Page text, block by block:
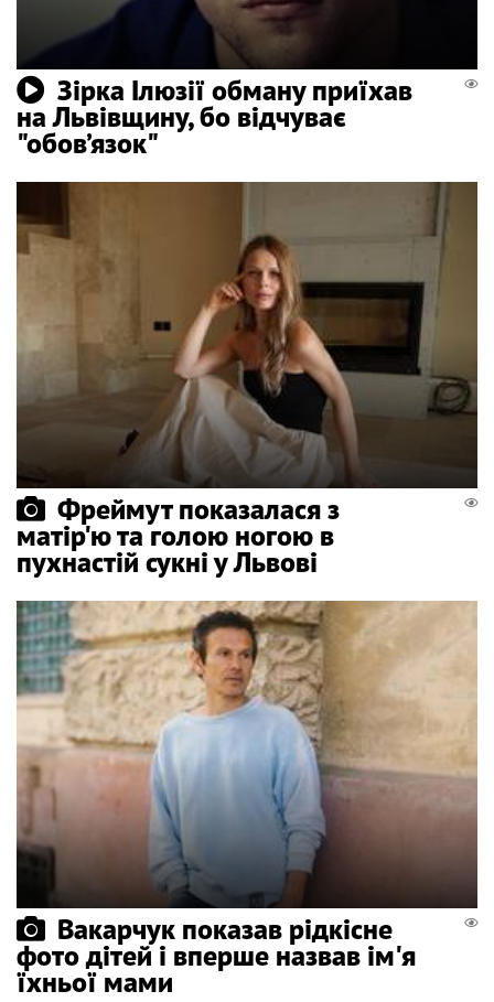
Зірка Ілюзії обману приїхав
на Львівщину, бо відчуває
"обов’язок"
Фреймут показалася з
матір'ю та голою ногою в
пухнастій сукні у Львові
Вакарчук показав рідкісне
фото дітей і вперше назвав ім'я
їхньої мами